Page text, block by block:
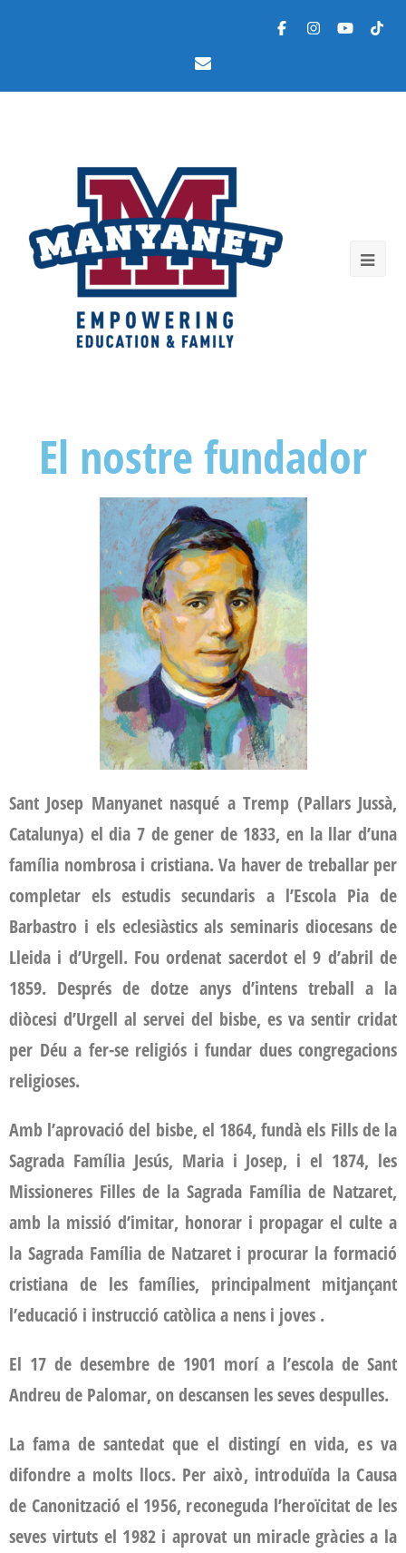
El nostre fundador
Sant Josep Manyanet nasqué a Tremp (Pallars Jussà,
Catalunya) el dia 7 de gener de 1833, en la llar d’una
família nombrosa i cristiana. Va haver de treballar per
completar els estudis secundaris a l’Escola Pia de
Barbastro i els eclesiàstics als seminaris diocesans de
Lleida i d’Urgell. Fou ordenat sacerdot el 9 d’abril de
1859. Després de dotze anys d’intens treball a la
diòcesi d’Urgell al servei del bisbe, es va sentir cridat
per Déu a fer-se religiós i fundar dues congregacions
religioses.
Amb l’aprovació del bisbe, el 1864, fundà els Fills de la
Sagrada Família Jesús, Maria i Josep, i el 1874, les
Missioneres Filles de la Sagrada Família de Natzaret,
amb la missió d’imitar, honorar i propagar el culte a
la Sagrada Família de Natzaret i procurar la formació
cristiana de les famílies, principalment mitjançant
l’educació i instrucció catòlica a nens i joves .
El 17 de desembre de 1901 morí a l’escola de Sant
Andreu de Palomar, on descansen les seves despulles.
La fama de santedat que el distingí en vida, es va
difondre a molts llocs. Per això, introduïda la Causa
de Canonització el 1956, reconeguda l’heroïcitat de les
seves virtuts el 1982 i aprovat un miracle gràcies a la